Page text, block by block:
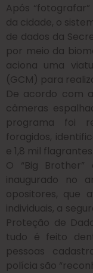
Após
da cidade, o
de dados da
por meio da
aciona uma
(GCM) para
De acordo com a
câmeras
programa foi
foragidos,
e 1,8 mil flagrantes.
O “Big Brother”
inaugurado no
opositores, que
individuais, a
Proteção de
tudo é feito
pessoas
polícia são